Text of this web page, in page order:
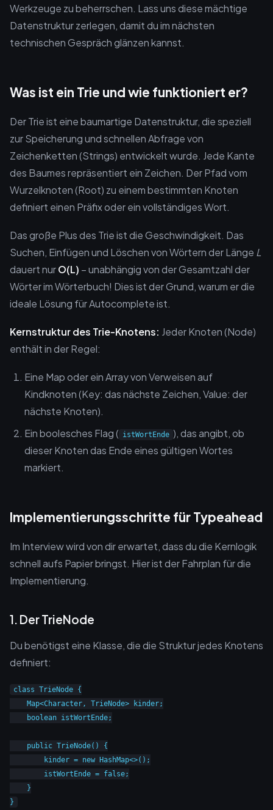
Werkzeuge zu beherrschen. Lass uns diese mächtige
Datenstruktur zerlegen, damit du im nächsten
technischen Gespräch glänzen kannst.
Was ist ein Trie und wie funktioniert er?
Der Trie ist eine baumartige Datenstruktur, die speziell
zur Speicherung und schnellen Abfrage von
Zeichenketten (Strings) entwickelt wurde. Jede Kante
des Baumes repräsentiert ein Zeichen. Der Pfad vom
Wurzelknoten (Root) zu einem bestimmten Knoten
definiert einen Präfix oder ein vollständiges Wort.
Das große Plus des Trie ist die Geschwindigkeit. Das
Suchen, Einfügen und Löschen von Wörtern der Länge L
dauert nurO(L) – unabhängig von der Gesamtzahl der
Wörter im Wörterbuch! Dies ist der Grund, warum er die
ideale Lösung für Autocomplete ist.
Kernstruktur des Trie-Knotens: Jeder Knoten (Node)
enthält in der Regel:
Eine Map oder ein Array von Verweisen auf
Kindknoten (Key: das nächste Zeichen, Value: der
nächste Knoten).
Ein boolesches Flag ( istWortEnde ), das angibt, ob
dieser Knoten das Ende eines gültigen Wortes
markiert.
Implementierungsschritte für Typeahead
Im Interview wird von dir erwartet, dass du die Kernlogik
schnell aufs Papier bringst. Hier ist der Fahrplan für die
Implementierung.
1. Der TrieNode
Du benötigst eine Klasse, die die Struktur jedes Knotens
definiert:
class TrieNode {
    Map<Character, TrieNode> kinder;
    boolean istWortEnde;
    public TrieNode() {
        kinder = new HashMap<>();
        istWortEnde = false;
    }